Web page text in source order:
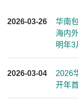
2026-03-26
华南
海内
明年3
2026-03-04
2026
开年